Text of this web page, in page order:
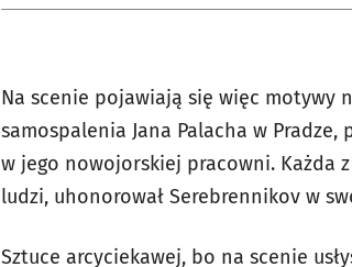
Na scenie pojawiają się więc motywy
samospalenia Jana Palacha w
w jego nowojorskiej pracowni. Każda
ludzi, uhonorował Serebrennikov w
Sztuce arcyciekawej, bo na scenie